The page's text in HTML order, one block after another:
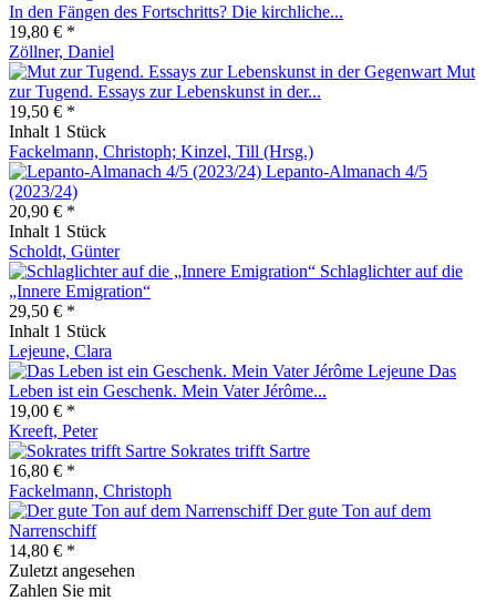
In den Fängen des Fortschritts? Die kirchliche...
19,80 € *
Zöllner, Daniel
Mut
zur Tugend. Essays zur Lebenskunst in der...
19,50 € *
Inhalt 1 Stück
Fackelmann, Christoph; Kinzel, Till (Hrsg.)
Lepanto-Almanach 4/5
(2023/24)
20,90 € *
Inhalt 1 Stück
Scholdt, Günter
Schlaglichter auf die
„Innere Emigration“
29,50 € *
Inhalt 1 Stück
Lejeune, Clara
Das
Leben ist ein Geschenk. Mein Vater Jérôme...
19,00 € *
Kreeft, Peter
Sokrates trifft Sartre
16,80 € *
Fackelmann, Christoph
Der gute Ton auf dem
Narrenschiff
14,80 € *
Zuletzt angesehen
Zahlen Sie mit